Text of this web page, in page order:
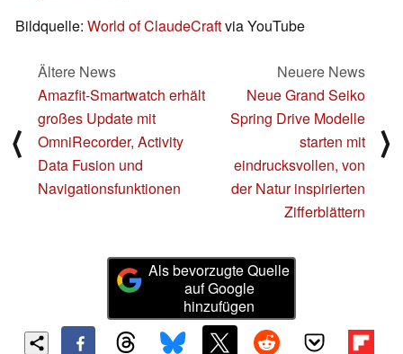
Bildquelle: World of ClaudeCraftvia YouTube
⟨
Ältere News
Amazfit-Smartwatch erhält
großes Update mit
OmniRecorder, Activity
Data Fusion und
Navigationsfunktionen
Neuere News
Neue Grand Seiko
Spring Drive Modelle
starten mit
eindrucksvollen, von
der Natur inspirierten
Zifferblättern
⟩
Als bevorzugte Quelle
auf Google
hinzufügen